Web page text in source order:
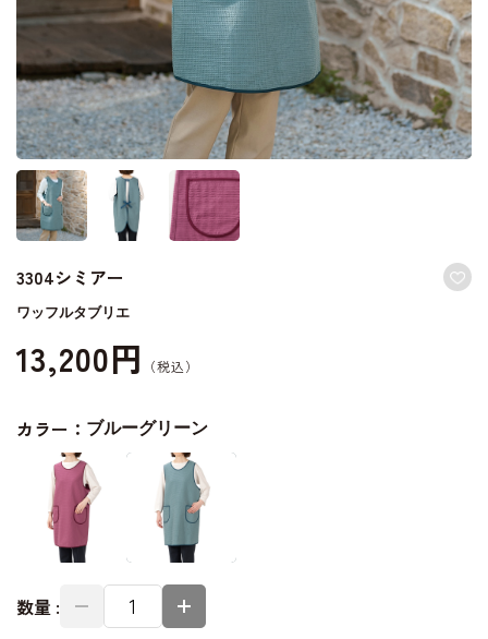
3304シミアー
ワッフルタブリエ
13,200円
カラー： ブルーグリーン
数量 :